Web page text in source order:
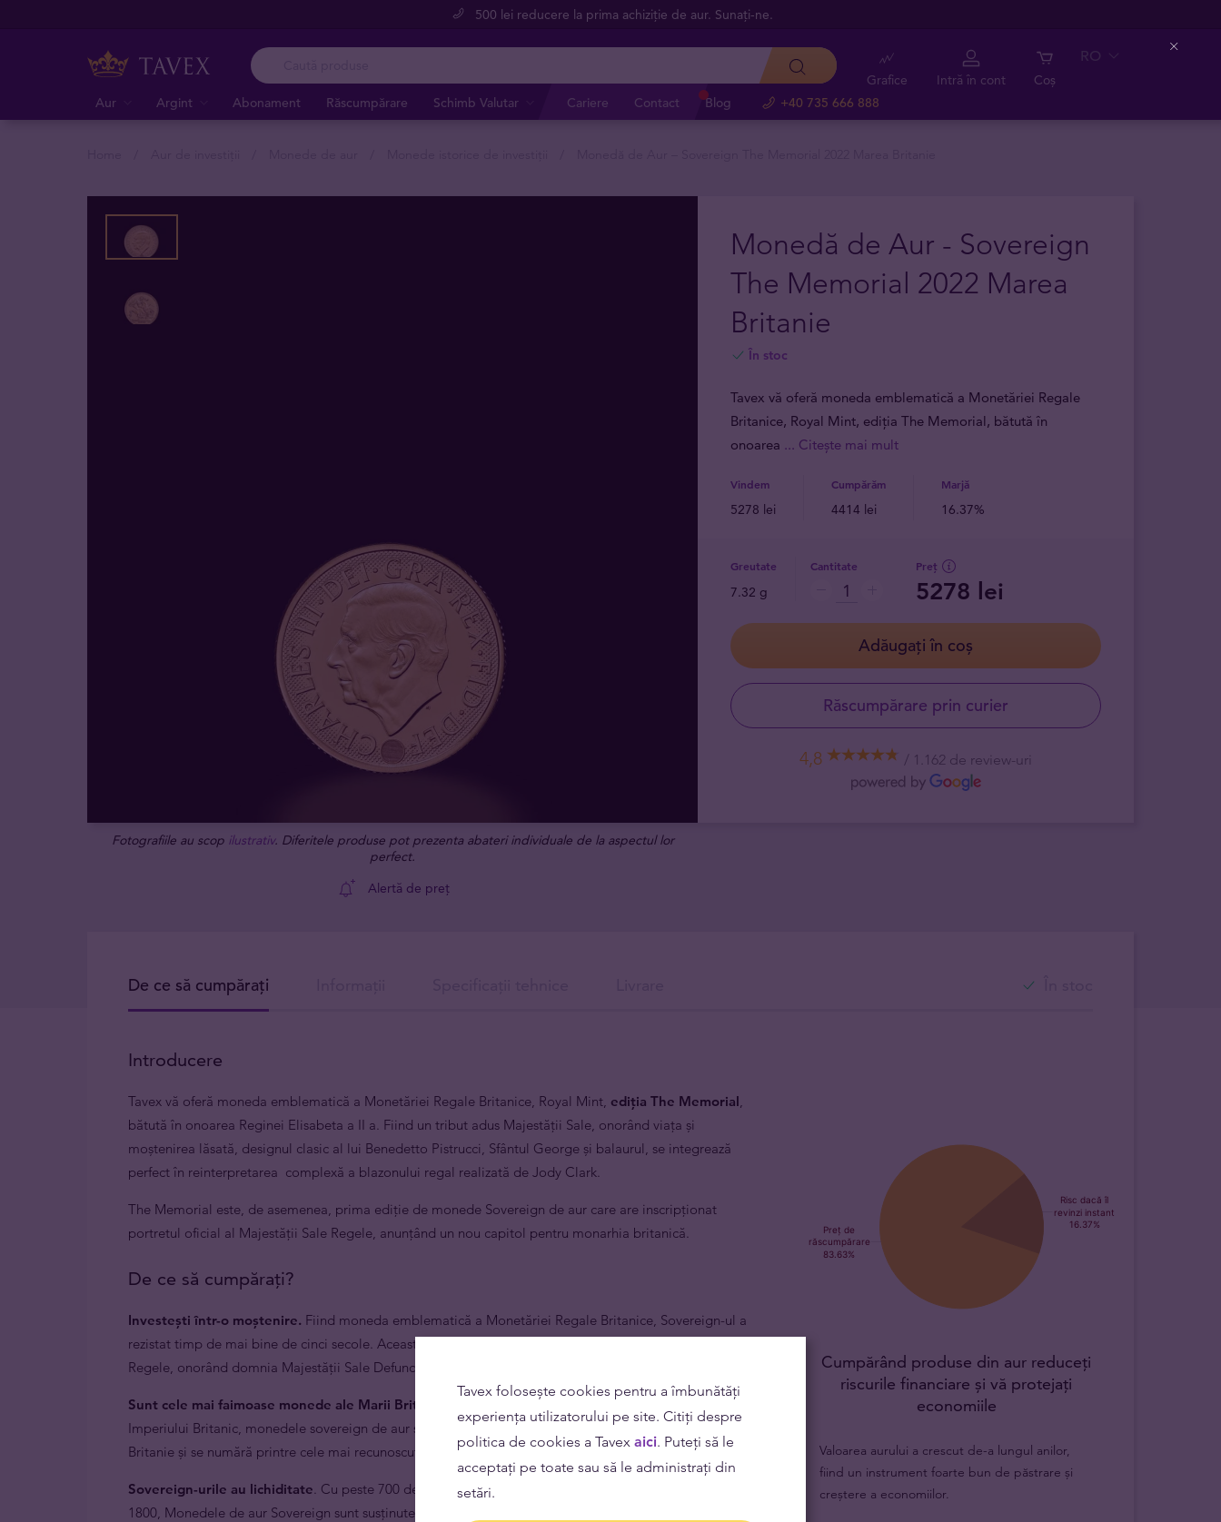
500 lei reducere la prima achiziție de aur. Sunați-ne.
Aur Argint Abonament Răscumpărare Schimb Valutar Cariere Contact Blog +40 735 666 888
Grafice Intră în cont Coș
RO
Monedă de Aur - Sovereign
The Memorial 2022 Marea
Britanie
În stoc
Tavex vă oferă moneda emblematică a Monetăriei Regale
Britanice, Royal Mint, ediția The Memorial, bătută în
onoarea ... Citește mai mult
Vindem Cumpărăm Marjă
5278 lei 4414 lei 16.37%
Greutate
7.32 g
Cantitate Preț
5278 lei
Adăugați în coș
Răscumpărare prin curier
4,8 1.162 de review-uri
Fotografiile au scop ilustrativ. Diferitele produse pot prezenta abateri individuale de la aspectul lor
perfect.
Alertă de preț
De ce să cumpărați
Introducere
Tavex vă oferă moneda emblematică a Monetăriei Regale Britanice, Royal Mint, ediția The Memorial
bătută în onoarea Reginei Elisabeta a II a. Fiind un tribut adus Majestății Sale, onorând viața și
moștenirea lăsată, designul clasic al lui Benedetto Pistrucci, Sfântul George și balaurul, se integrează
perfect în reinterpretarea complexă a blazonului regal realizată de Jody Clark.
The Memorial este, de asemenea, prima ediție de monede Sovereign de aur care are inscripționat
portretul oficial al Majestății Sale Regele, anunțând un nou capitol pentru monarhia britanică.
De ce să cumpărați?
Investești într-o moștenire. Fiind moneda emblematică a Monetăriei Regale Britanice, Sovereign-ul a
rezistat timp de mai bine de cinci secole. Această ediție memorială îl prezintă pe Majestatea sa
Regele, onorând domnia Majestății Sale Defunctă Regina Elisabeta a II a.
Sunt cele mai faimoase monede ale Marii Britanii.
Pe lângă faptul că reprezintă Epoca de Aur a
Imperiului Britanic, monedele sovereign de aur sunt printre cele mai de preț monede de Marea
Britanie și se numără printre cele mai recunoscute la nivel mondial.
Sovereign-urile au lichiditate . Cu peste 700 de milioane de bucăți emise încă din anii
1800, Monedele de aur Sovereign sunt susținute de o piață bine dezvoltată și lichidă.
Cumpărând produse din aur reduceți
riscurile financiare și vă protejați
economiile
Valoarea aurului a crescut de-a lungul anilor,
fiind un instrument foarte bun de păstrare și
creștere a economiilor.
Tavex folosește cookies pentru a îmbunătăți
experiența utilizatorului pe site. Citiți despre
politica de cookies a Tavex aici. Puteți să le
acceptați pe toate sau să le administrați din
setări.
Close